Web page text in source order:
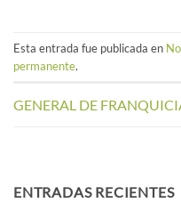
Esta entrada fue publicada en
permanente.
GENERAL DE
ENTRADAS RECIENTES